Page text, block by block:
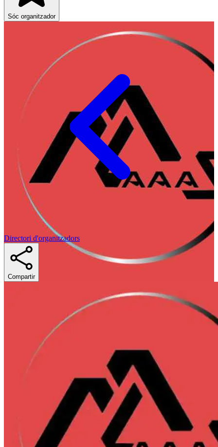
Sóc organitzador
Directori d'organitzadors
Compartir